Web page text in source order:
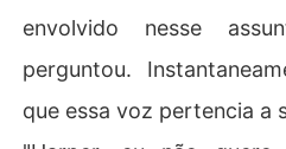
envolvido nesse
perguntou.
que essa voz pertencia a